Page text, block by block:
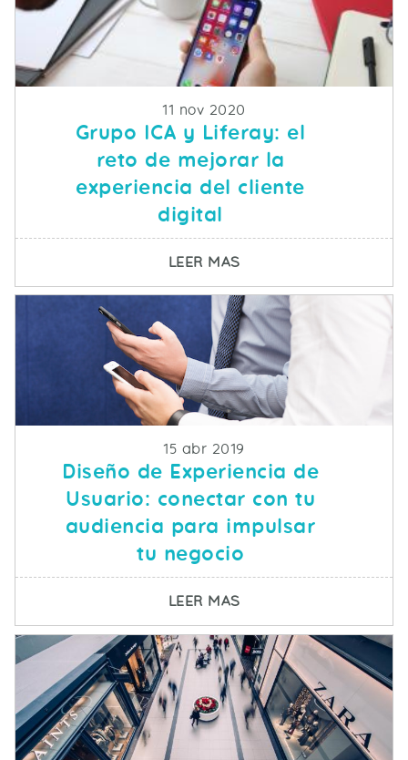
Fecha de publicacion
11 nov 2020
Grupo ICA y Liferay: el
reto de mejorar la
experiencia del cliente
digital
LEER MASSOBRE GRUPO ICA Y
Fecha de publicacion
15 abr 2019
Diseño de Experiencia de
Usuario: conectar con tu
audiencia para impulsar
tu negocio
LEER MASSOBRE DISEÑO DE